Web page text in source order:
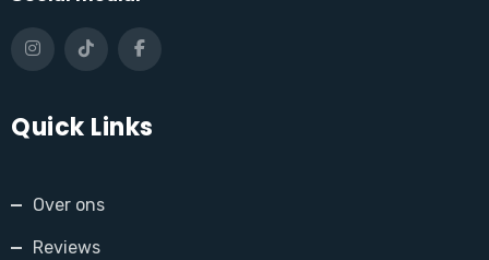
Quick Links
Over ons
Reviews